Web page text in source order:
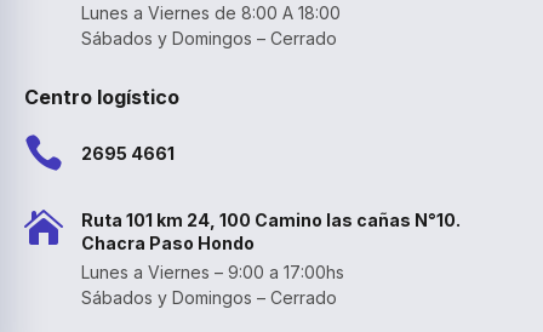
Lunes a Viernes de 8:00 A 18:00
Sábados y Domingos – Cerrado
Centro logístico
 2695 4661

Ruta 101 km 24, 100 Camino las cañas N°10.
Chacra Paso Hondo
Lunes a Viernes – 9:00 a 17:00hs
Sábados y Domingos – Cerrado